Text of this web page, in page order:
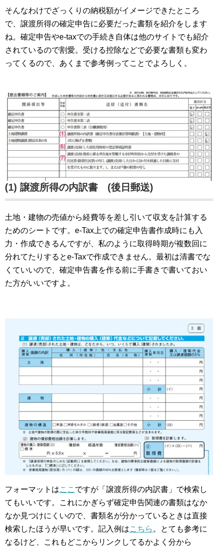
そんなわけでざっくりの納税額がイメージできたところ
で、譲渡所得の確定申告に必要だった書類を紹介をします
ね。確定申告やe-taxでの手続き自体は他のサイトでも紹介
されているので割愛。受ける控除などで必要な書類も変わ
ってくるので、あくまで参考例ってことでよろしく。
(1) 譲渡所得の内訳書 (後日郵送)
土地・建物の売値から経費等を差し引いて収支を計算する
ためのシートです。e-Tax上での確定申告書作成時にも入
力・作成できるんですが、私のように取得時期が複数回に
分れてたりするとe-Taxで作成できません。最初は清書でな
くていいので、確定申告書を作る前に手書きで書いておい
た方がいいですよ。
フォーマットはここ ですが「譲渡所得の内訳書」で検索し
てもいいです。これにかぎらず確定申告関連の書類はなか
なか見つけにくいので、書類名が分かっているときは直接
検索したほうが早いです。記入例はこちら 。とても参考に
なるけど、これもどこからリンクしてるかよく分から